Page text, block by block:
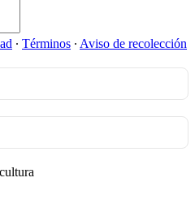
∙ Términos ∙ Aviso de recolección